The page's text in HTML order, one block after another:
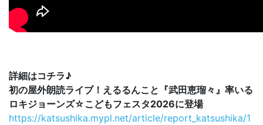
詳細はコチラ♪
初の屋外朗読ライブ！えるるんこと『武田恵瑠々』率いる
ロキジョーンズ☆こどもフェスタ2026に登場
https://katsushika.mypl.net/article/report_katsushika/1